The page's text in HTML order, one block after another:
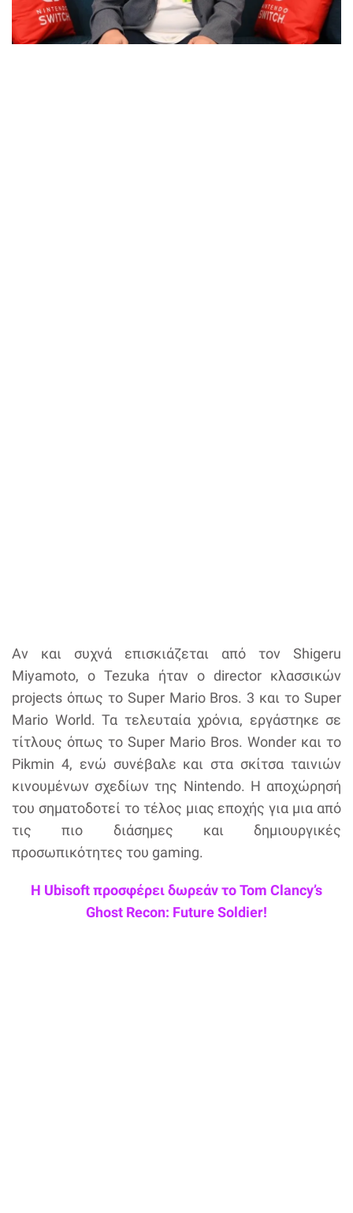
Αν και συχνά επισκιάζεται από τον Shigeru
Miyamoto, ο Tezuka ήταν ο director κλασσικών
projects όπως το Super Mario Bros. 3 και το Super
Mario World. Τα τελευταία χρόνια, εργάστηκε σε
τίτλους όπως το Super Mario Bros. Wonder και το
Pikmin 4, ενώ συνέβαλε και στα σκίτσα ταινιών
κινουμένων σχεδίων της Nintendo. Η αποχώρησή
του σηματοδοτεί το τέλος μιας εποχής για μια από
τις πιο διάσημες και δημιουργικές
προσωπικότητες του gaming.
Η Ubisoft προσφέρει δωρεάν το Tom Clancy’s
Ghost Recon: Future Soldier!